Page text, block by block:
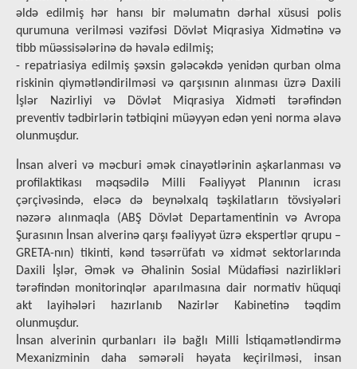
əldə edilmiş hər hansı bir məlumatın dərhal xüsusi polis
qurumuna verilməsi vəzifəsi Dövlət Miqrasiya Xidmətinə və
tibb müəssisələrinə də həvalə edilmiş;
- repatriasiya edilmiş şəxsin gələcəkdə yenidən qurban olma
riskinin qiymətləndirilməsi və qarşısının alınması üzrə Daxili
İşlər Nazirliyi və Dövlət Miqrasiya Xidməti tərəfindən
preventiv tədbirlərin tətbiqini müəyyən edən yeni norma əlavə
olunmuşdur.
İnsan alveri və məcburi əmək cinayətlərinin aşkarlanması və
profilaktikası məqsədilə Milli Fəaliyyət Planının icrası
çərçivəsində, eləcə də beynəlxalq təşkilatların tövsiyələri
nəzərə alınmaqla (ABŞ Dövlət Departamentinin və Avropa
Şurasının İnsan alverinə qarşı fəaliyyət üzrə ekspertlər qrupu –
GRETA-nın) tikinti, kənd təsərrüfatı və xidmət sektorlarında
Daxili İşlər, Əmək və Əhalinin Sosial Müdafiəsi nazirlikləri
tərəfindən monitorinqlər aparılmasına dair normativ hüquqi
akt layihələri hazırlanıb Nazirlər Kabinetinə təqdim
olunmuşdur.
İnsan alverinin qurbanları ilə bağlı Milli İstiqamətləndirmə
Mexanizminin daha səmərəli həyata keçirilməsi, insan